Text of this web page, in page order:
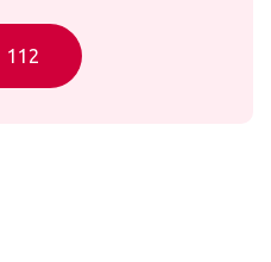
112